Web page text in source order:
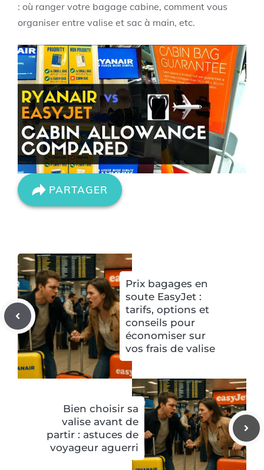
: où ranger votre bagage cabine, comment vous
organiser entre valise et sac à main, etc.
PARTAGER
Prix bagages en
soute EasyJet :
tarifs, options et
conseils pour
économiser sur
vos frais de valise
Bien choisir sa
valise avant de
partir : astuces de
voyageur aguerri